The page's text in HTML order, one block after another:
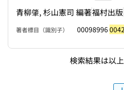
青柳肇, 杉山憲司 編著福村出版
著者標目（識別子） 00098996
検索結果は以上